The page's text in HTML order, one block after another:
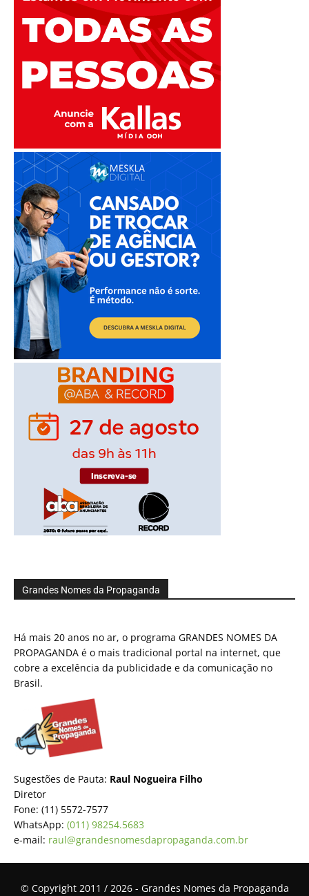
Grandes Nomes da Propaganda
Há mais 20 anos no ar, o programa GRANDES NOMES DA
PROPAGANDA é o mais tradicional portal na internet, que
cobre a excelência da publicidade e da comunicação no
Brasil.
Sugestões de Pauta: Raul Nogueira Filho
Diretor
Fone: (11) 5572-7577
WhatsApp: (011) 98254.5683
e-mail: raul@grandesnomesdapropaganda.com.br
© Copyright 2011 / 2026 - Grandes Nomes da Propaganda